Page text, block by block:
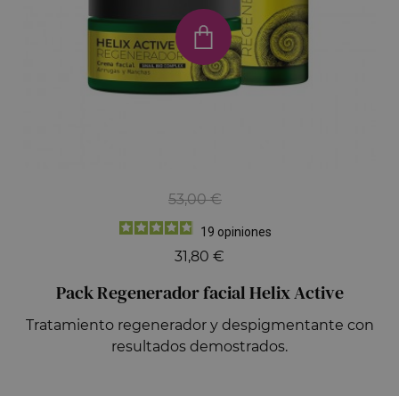
53,00 €
19 opiniones
31,80 €
Pack Regenerador facial Helix Active
Tratamiento regenerador y despigmentante con
resultados demostrados.